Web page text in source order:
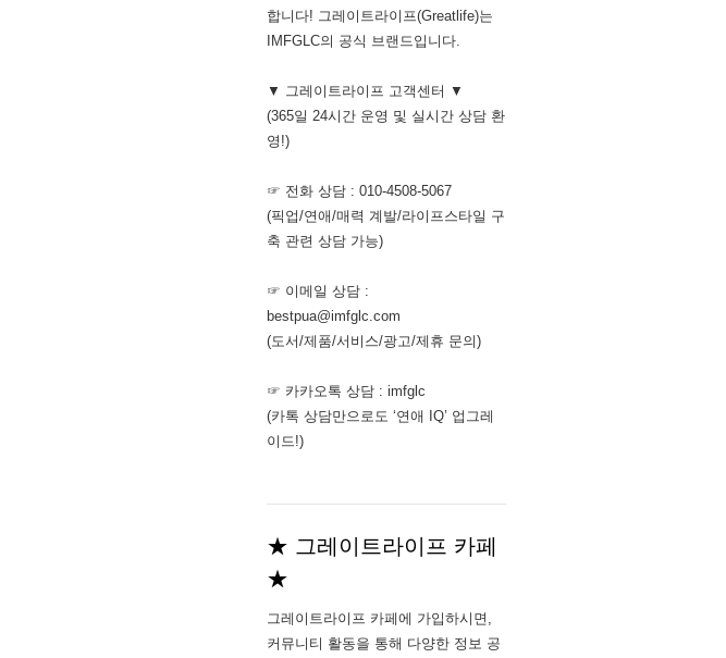
합니다! 그레이트라이프(Greatlife)는
IMFGLC의 공식 브랜드입니다.
▼ 그레이트라이프 고객센터 ▼
(365일 24시간 운영 및 실시간 상담 환
영!)
☞ 전화 상담 : 010-4508-5067
(픽업/연애/매력 계발/라이프스타일 구
축 관련 상담 가능)
☞ 이메일 상담 :
bestpua@imfglc.com
(도서/제품/서비스/광고/제휴 문의)
☞ 카카오톡 상담 : imfglc
(카톡 상담만으로도 ‘연애 IQ’ 업그레
이드!)
★ 그레이트라이프 카페
★
그레이트라이프 카페에 가입하시면,
커뮤니티 활동을 통해 다양한 정보 공